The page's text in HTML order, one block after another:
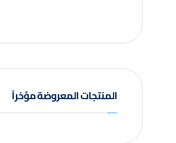
المنتجات المعروضة مؤخراً